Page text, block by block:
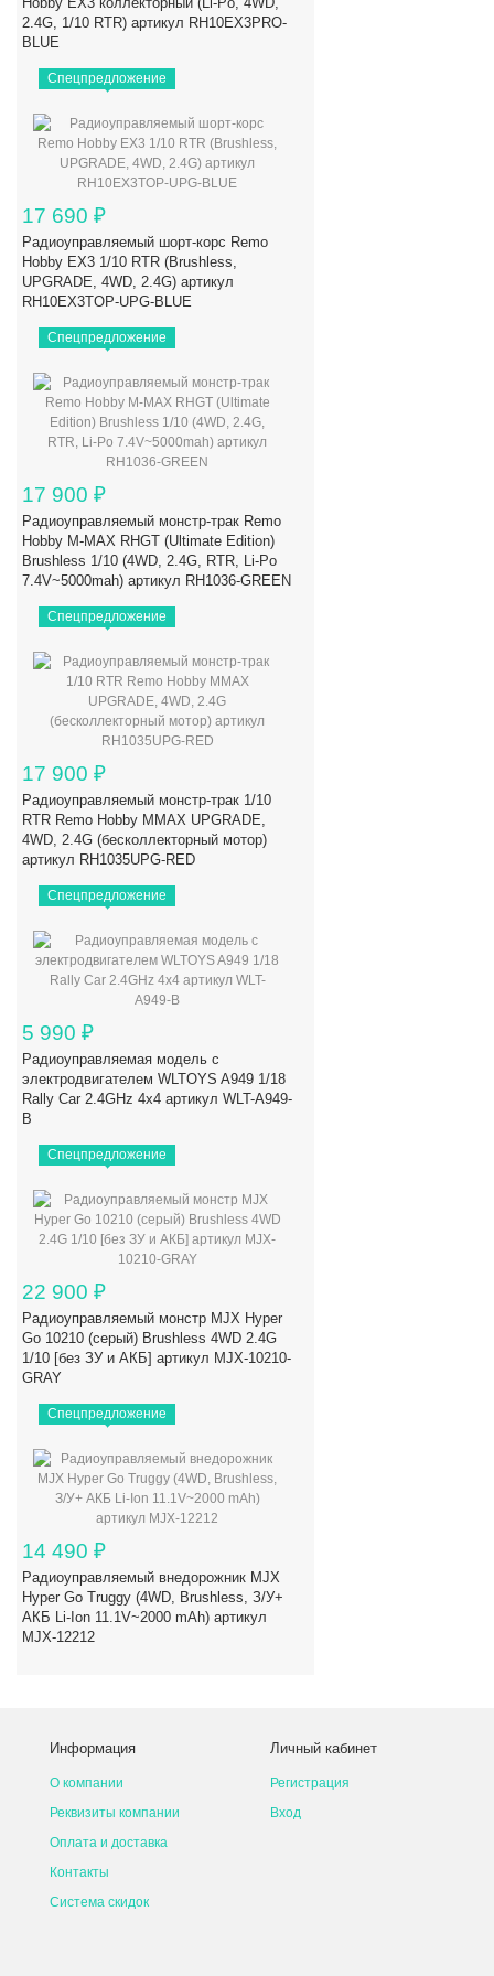
2.4G, 1/10 RTR) артикул RH10EX3PRO-
BLUE
Спецпредложение
17 690 ₽
Радиоуправляемый шорт-корс Remo
Hobby EX3 1/10 RTR (Brushless,
UPGRADE, 4WD, 2.4G) артикул
RH10EX3TOP-UPG-BLUE
Спецпредложение
17 900 ₽
Радиоуправляемый монстр-трак Remo
Hobby M-MAX RHGT (Ultimate Edition)
Brushless 1/10 (4WD, 2.4G, RTR, Li-Po
7.4V~5000mah) артикул RH1036-GREEN
Спецпредложение
17 900 ₽
Радиоуправляемый монстр-трак 1/10
RTR Remo Hobby MMAX UPGRADE,
4WD, 2.4G (бесколлекторный мотор)
артикул RH1035UPG-RED
Спецпредложение
5 990 ₽
Радиоуправляемая модель с
электродвигателем WLTOYS A949 1/18
Rally Car 2.4GHz 4x4 артикул WLT-A949-
B
Спецпредложение
22 900 ₽
Радиоуправляемый монстр MJX Hyper
Go 10210 (серый) Brushless 4WD 2.4G
1/10 [без ЗУ и АКБ] артикул MJX-10210-
GRAY
Спецпредложение
14 490 ₽
Радиоуправляемый внедорожник MJX
Hyper Go Truggy (4WD, Brushless, З/У+
АКБ Li-Ion 11.1V~2000 mAh) артикул
MJX-12212
Информация
О компании
Реквизиты компании
Оплата и доставка
Контакты
Система скидок
Личный кабинет
Регистрация
Вход